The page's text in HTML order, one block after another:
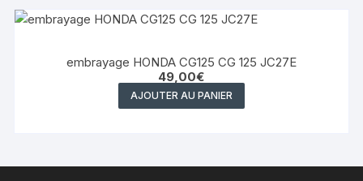
embrayage HONDA CG125 CG 125 JC27E
49,00€
AJOUTER AU PANIER